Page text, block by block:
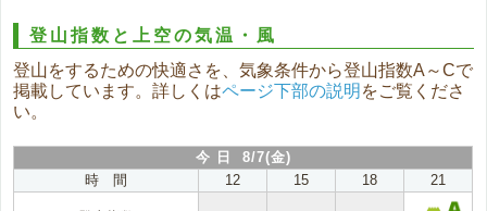
登山指数と上空の気温・風
登山をするための快適さを、気象条件から登山指数A～Cで
掲載しています。詳しくはページ下部の説明 をご覧くださ
い。
今 日 8/7(金)
時 間
12 15 18 21